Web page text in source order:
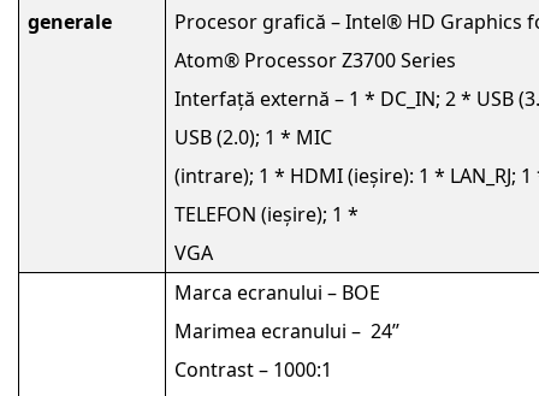
generale
Procesor grafică – Intel® HD Graphics
Atom® Processor Z3700 Series
Interfață externă – 1 * DC_IN; 2 * USB
USB (2.0); 1 * MIC
(intrare); 1 * HDMI (ieșire): 1 * LAN_RJ; 1
TELEFON (ieșire); 1 *
VGA
Marca ecranului – BOE
Marimea ecranului – 24’’
Contrast – 1000:1